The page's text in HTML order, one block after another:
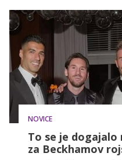
NOVICE
To se je dogajalo
za Beckhamov